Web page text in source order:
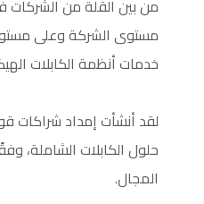
من بين القلة من الشركات
مستوى الشركة وعلى
خدمات أنظمة الكابلات
لقد أنشأت إمداد شراكات
حلول الكابلات الشاملة،
المجال.